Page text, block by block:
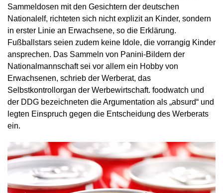
Sammeldosen mit den Gesichtern der deutschen
Nationalelf, richteten sich nicht explizit an Kinder, sondern
in erster Linie an Erwachsene, so die Erklärung.
Fußballstars seien zudem keine Idole, die vorrangig Kinder
ansprechen. Das Sammeln von Panini-Bildern der
Nationalmannschaft sei vor allem ein Hobby von
Erwachsenen, schrieb der Werberat, das
Selbstkontrollorgan der Werbewirtschaft. foodwatch und
der DDG bezeichneten die Argumentation als „absurd“ und
legten Einspruch gegen die Entscheidung des Werberats
ein.